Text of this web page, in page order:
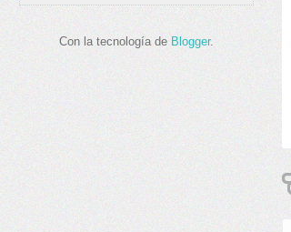
Con la tecnología de Blogger.